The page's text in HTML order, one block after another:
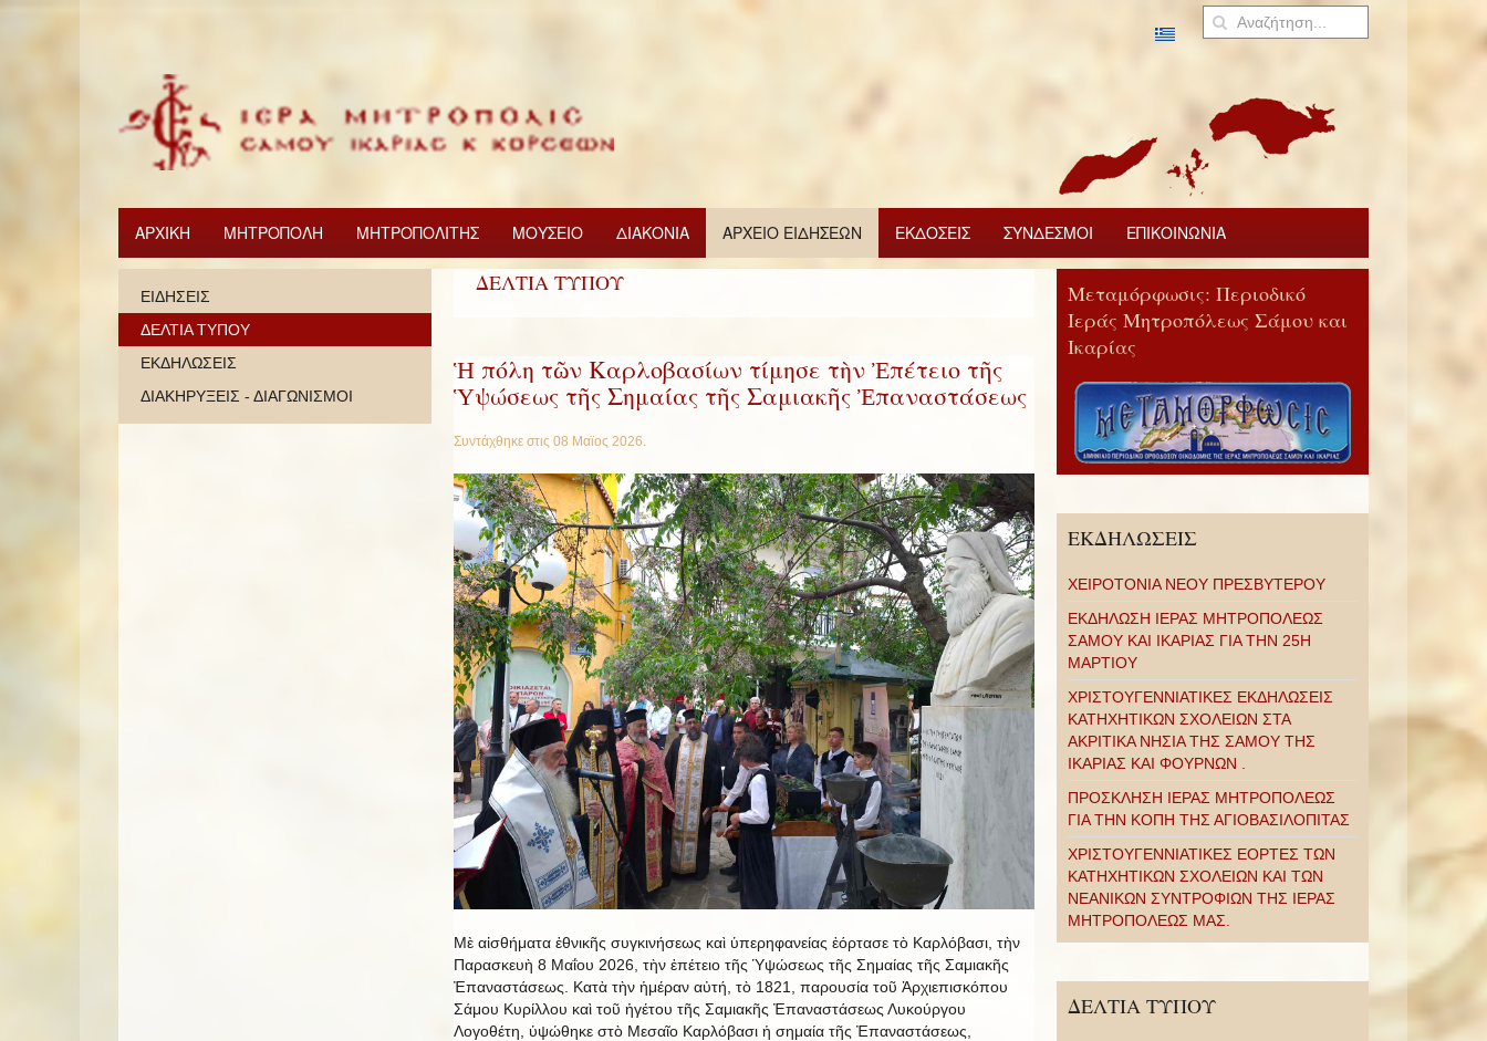
ΑΡΧΙΚΗ ΜΗΤΡΟΠΟΛΗ ΜΗΤΡΟΠΟΛΙΤΗΣ ΜΟΥΣΕΙΟ ΔΙΑΚΟΝΙΑ ΑΡΧΕΙΟ ΕΙΔΗΣΕΩΝ ΕΚΔΟΣΕΙΣ ΣΥΝΔΕΣΜΟΙ ΕΠΙΚΟΙΝΩΝΙΑ
ΔΕΛΤΙΑ ΤΥΠΟΥ
Ἡ πόλη τῶν Καρλοβασίων τίμησε τὴν Ἐπέτειο τῆς
Ὑψώσεως τῆς Σημαίας τῆς Σαμιακῆς Ἐπαναστάσεως
Συντάχθηκε στις 08 Μαϊος 2026.
Μὲ αἰσθήματα ἐθνικῆς συγκινήσεως καὶ ὑπερηφανείας ἐόρτασε τὸ Καρλόβασι, τὴν
Παρασκευὴ 8 Μαΐου 2026, τὴν ἐπέτειο τῆς Ὑψώσεως τῆς Σημαίας τῆς Σαμιακῆς
Ἐπαναστάσεως. Κατὰ τὴν ἡμέραν αὐτή, τὸ 1821, παρουσία τοῦ Ἀρχιεπισκόπου
Σάμου Κυρίλλου καὶ τοῦ ἡγέτου τῆς Σαμιακῆς Ἐπαναστάσεως Λυκούργου
Λογοθέτη, ὑψώθηκε στὸ Μεσαῖο Καρλόβασι ἡ σημαία τῆς Ἐπαναστάσεως,
ΕΙΔΗΣΕΙΣ
ΔΕΛΤΙΑ ΤΥΠΟΥ
ΕΚΔΗΛΩΣΕΙΣ
ΔΙΑΚΗΡΥΞΕΙΣ - ΔΙΑΓΩΝΙΣΜΟΙ
Μεταμόρφωσις: Περιοδικό
Ιεράς Μητροπόλεως Σάμου και
Ικαρίας
ΕΚΔΗΛΩΣΕΙΣ
ΧΕΙΡΟΤΟΝΙΑ ΝΕΟΥ ΠΡΕΣΒΥΤΕΡΟΥ
ΕΚΔΗΛΩΣΗ ΙΕΡΑΣ ΜΗΤΡΟΠΟΛΕΩΣ
ΣΑΜΟΥ ΚΑΙ ΙΚΑΡΙΑΣ ΓΙΑ ΤΗΝ 25Η
ΜΑΡΤΙΟΥ
ΧΡΙΣΤΟΥΓΕΝΝΙΑΤΙΚΕΣ ΕΚΔΗΛΩΣΕΙΣ
ΚΑΤΗΧΗΤΙΚΩΝ ΣΧΟΛΕΙΩΝ ΣΤΑ
ΑΚΡΙΤΙΚΑ ΝΗΣΙΑ ΤΗΣ ΣΑΜΟΥ ΤΗΣ
ΙΚΑΡΙΑΣ ΚΑΙ ΦΟΥΡΝΩΝ .
ΠΡΟΣΚΛΗΣΗ ΙΕΡΑΣ ΜΗΤΡΟΠΟΛΕΩΣ
ΓΙΑ ΤΗΝ ΚΟΠΗ ΤΗΣ ΑΓΙΟΒΑΣΙΛΟΠΙΤΑΣ
ΧΡΙΣΤΟΥΓΕΝΝΙΑΤΙΚΕΣ ΕΟΡΤΕΣ ΤΩΝ
ΚΑΤΗΧΗΤΙΚΩΝ ΣΧΟΛΕΙΩΝ ΚΑΙ ΤΩΝ
ΝΕΑΝΙΚΩΝ ΣΥΝΤΡΟΦΙΩΝ ΤΗΣ ΙΕΡΑΣ
ΜΗΤΡΟΠΟΛΕΩΣ ΜΑΣ.
ΔΕΛΤΙΑ ΤΥΠΟΥ